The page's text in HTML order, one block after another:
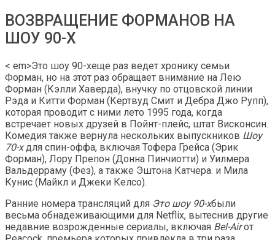
ВОЗВРАЩЕНИЕ ФОРМАНОВ НА
ШОУ 90-Х
< em>Это шоу 90-хеще раз ведет хронику семьи
Форман, но на этот раз обращает внимание на Лею
Форман (Кэлли Хаверда), внучку по отцовской линии
Рэда и Китти Форман (Кертвуд Смит и Дебра Джо Рупп),
которая проводит с ними лето 1995 года, когда
встречает новых друзей в Пойнт-плейс, штат Висконсин.
Комедия также вернула нескольких выпускников Шоу
70-хдля спин-оффа, включая Тофера Грейса (Эрик
Форман), Лору Препон (Донна Пинчиотти) и Уилмера
Вальдерраму (Фез), а также Эштона Катчера. и Мила
Кунис (Майкл и Джеки Келсо).
Ранние номера трансляций для Это шоу 90-хбыли
весьма обнадеживающими для Netflix, вытеснив другие
недавние возрожденные сериалы, включая Bel-Airот